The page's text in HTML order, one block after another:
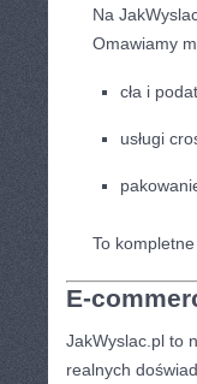
Na
Omawiamy
cła i
usługi
To
E-
JakWyslac.pl to
realnych